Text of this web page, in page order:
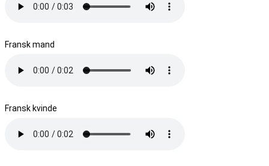
Fransk mand
Fransk kvinde